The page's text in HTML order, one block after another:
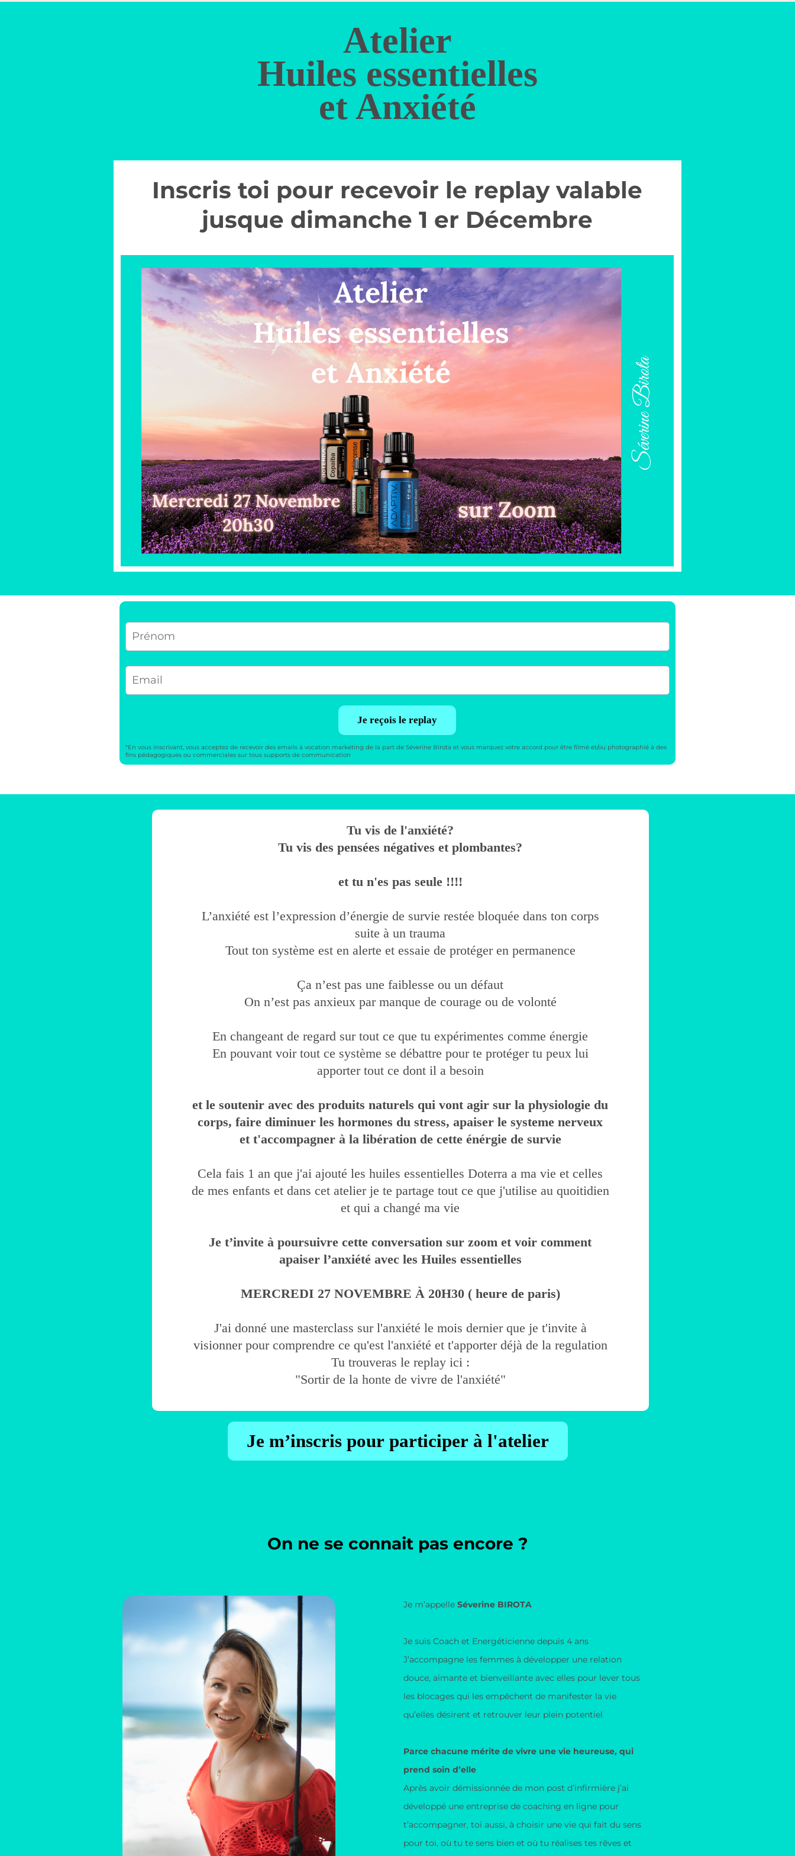
Atelier
Huiles essentielles
et Anxiété
Inscris toi pour recevoir le replay valable
jusque dimanche 1 er Décembre
Je reçois le replay
*En vous inscrivant, vous acceptez de recevoir des emails à vocation marketing de la part de Séverine Birota et vous marquez votre accord pour être filmé et/ou photographié à des
fins pédagogiques ou commerciales sur tous supports de communication
Tu vis de l'anxiété?
Tu vis des pensées négatives et plombantes?
et tu n'es pas seule !!!!
L’anxiété est l’expression d’énergie de survie restée bloquée dans ton corps
suite à un trauma
Tout ton système est en alerte et essaie de protéger en permanence
Ça n’est pas une faiblesse ou un défaut
On n’est pas anxieux par manque de courage ou de volonté
En changeant de regard sur tout ce que tu expérimentes comme énergie
En pouvant voir tout ce système se débattre pour te protéger tu peux lui
apporter tout ce dont il a besoin
et le soutenir avec des produits naturels qui vont agir sur la physiologie du
corps, faire diminuer les hormones du stress, apaiser le systeme nerveux
et t'accompagner à la libération de cette énérgie de survie
Cela fais 1 an que j'ai ajouté les huiles essentielles Doterra a ma vie et celles
de mes enfants et dans cet atelier je te partage tout ce que j'utilise au quoitidien
et qui a changé ma vie
Je t’invite à poursuivre cette conversation sur zoom et voir comment
apaiser l’anxiété avec les Huiles essentielles
MERCREDI 27 NOVEMBRE À 20H30 ( heure de paris)
J'ai donné une masterclass sur l'anxiété le mois dernier que je t'invite à
visionner pour comprendre ce qu'est l'anxiété et t'apporter déjà de la regulation
Tu trouveras le replay ici :
"Sortir de la honte de vivre de l'anxiété"
Je m’inscris pour participer à l'atelier
On ne se connait pas encore ?
Je m’appelle Séverine BIROTA
Je suis Coach et Energéticienne depuis 4 ans
J’accompagne les femmes à développer une relation
douce, aimante et bienveillante avec elles pour lever tous
les blocages qui les empêchent de manifester la vie
qu’elles désirent et retrouver leur plein potentiel
Parce chacune mérite de vivre une vie heureuse, qui
prend soin d’elle
Après avoir démissionnée de mon post d’infirmière j’ai
développé une entreprise de coaching en ligne pour
t’accompagner, toi aussi, à choisir une vie qui fait du sens
pour toi, où tu te sens bien et où tu réalises tes rêves et